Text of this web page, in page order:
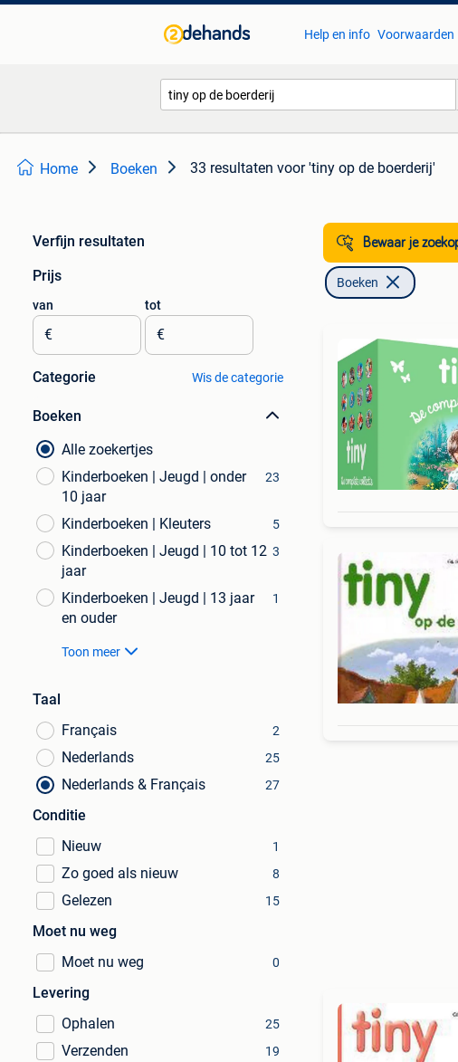
Help en info Voorwaarden
Home Boeken 33 resultaten voor 'tiny op de boerderij'
Verfijn resultaten
Prijs
van
€
tot
€
Categorie Wis de categorie
Boeken
Alle zoekertjes
Kinderboeken | Jeugd | onder
10 jaar
23
Kinderboeken | Kleuters 5
Kinderboeken | Jeugd | 10 tot 12
jaar
3
Kinderboeken | Jeugd | 13 jaar
en ouder
1
Toon meer
Taal
Français
2
Nederlands 25
Nederlands & Français 27
Conditie
Nieuw
1
Zo goed als nieuw 8
Gelezen 15
Moet nu weg
Moet nu weg
0
Levering
Ophalen
25
Verzenden 19
Bewaar je
Boeken